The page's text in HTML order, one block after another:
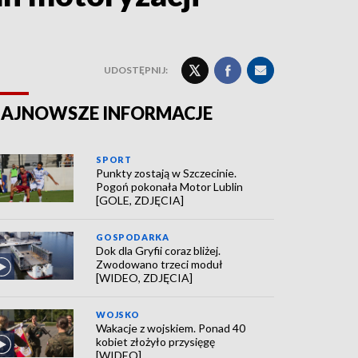
UDOSTĘPNIJ:
INFORMACJE
SPORT
Punkty zostają w Szczecinie.
Pogoń pokonała Motor Lublin
[GOLE, ZDJĘCIA]
GOSPODARKA
Dok dla Gryfii coraz bliżej.
Zwodowano trzeci moduł
[WIDEO, ZDJĘCIA]
WOJSKO
Wakacje z wojskiem. Ponad 40
kobiet złożyło przysięgę
[WIDEO]